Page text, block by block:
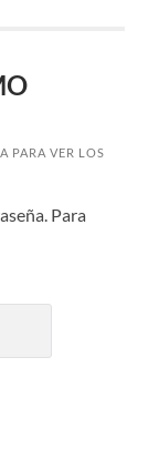
PARA VER LOS
Para